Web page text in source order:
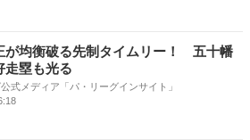
が均衡破る先制タイムリー！ 五十幡
走塁も光る
式メディア「パ・リーグインサイト」